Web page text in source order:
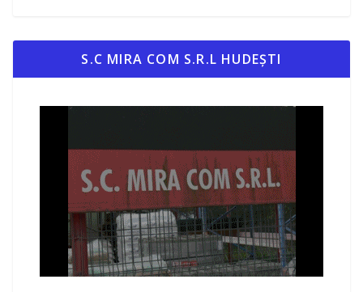
S.C MIRA COM S.R.L HUDEȘTI